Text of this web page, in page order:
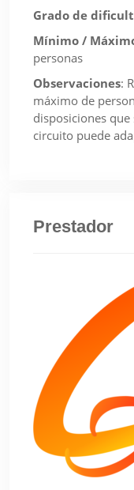
Grado de
Mínimo /
personas
Observaciones:
máximo de
disposiciones
circuito puede
Prestador